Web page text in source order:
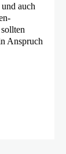
auch
Anspruch